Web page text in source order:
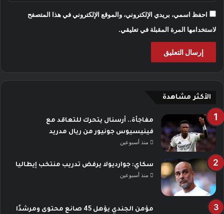
احفظ اسمي، بريدي الإلكتروني، والموقع الإلكتروني في هذا المتصفح
لاستخدامها المرة المقبلة في تعليقي.
الأكثر مشاهدة
مفاجأة.. أرسنال يتحرك للتعاقد مع
فينيسيوس جونيور من ريال مدريد
منذ أسبوعين
سكاي: جوارديولا يرفض تدريب منتخب إيطاليا
منذ أسبوعين
مؤمن الجندي يؤهل 45 صانع محتوى ومرشدًا